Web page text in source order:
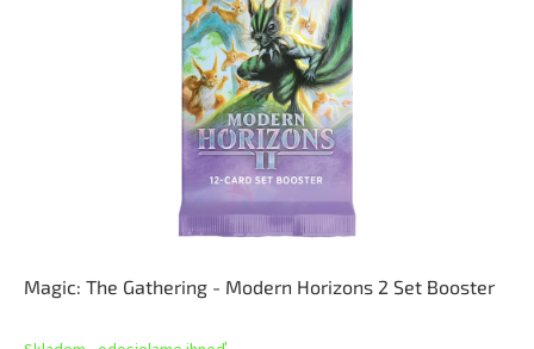
Magic: The Gathering - Modern Horizons 2 Set Booster